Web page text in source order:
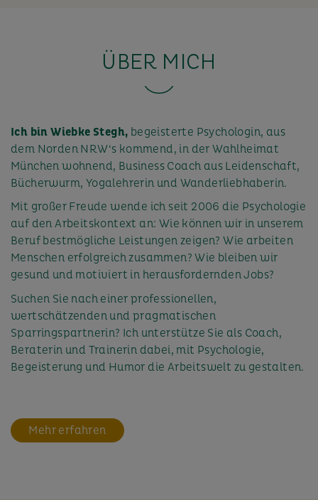
ÜBER MICH
Ich bin Wiebke Stegh, begeisterte Psychologin, aus
dem Norden NRW‘s kommend, in der Wahlheimat
München wohnend, Business Coach aus Leidenschaft,
Bücherwurm, Yogalehrerin und Wanderliebhaberin.
Mit großer Freude wende ich seit 2006 die Psychologie
auf den Arbeitskontext an: Wie können wir in unserem
Beruf bestmögliche Leistungen zeigen? Wie arbeiten
Menschen erfolgreich zusammen? Wie bleiben wir
gesund und motiviert in herausfordernden Jobs?
Suchen Sie nach einer professionellen,
wertschätzenden und pragmatischen
Sparringspartnerin? Ich unterstütze Sie als Coach,
Beraterin und Trainerin dabei, mit Psychologie,
Begeisterung und Humor die Arbeitswelt zu gestalten.
Mehr erfahren